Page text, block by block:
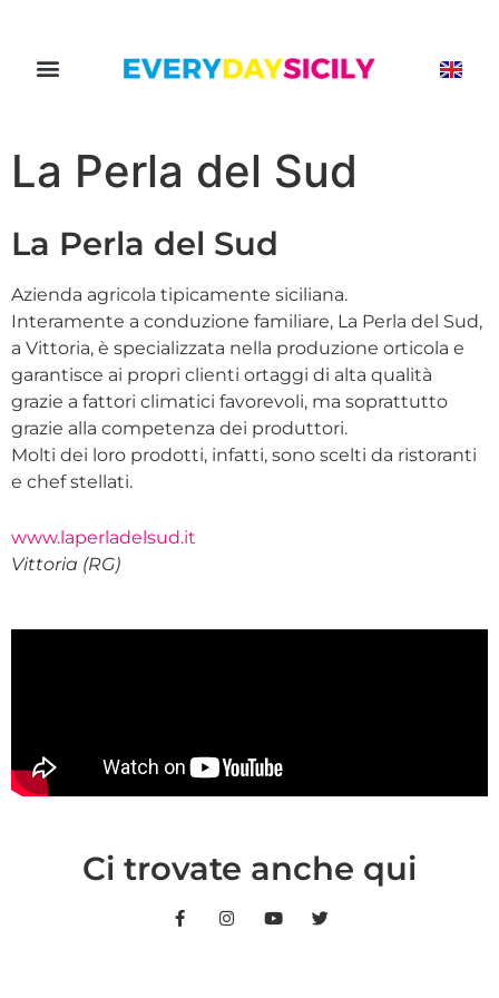
La Perla del Sud
La Perla del Sud
Azienda agricola tipicamente siciliana.
Interamente a conduzione familiare, La Perla del Sud,
a Vittoria, è specializzata nella produzione orticola e
garantisce ai propri clienti ortaggi di alta qualità
grazie a fattori climatici favorevoli, ma soprattutto
grazie alla competenza dei produttori.
Molti dei loro prodotti, infatti, sono scelti da ristoranti
e chef stellati.
www.laperladelsud.it
Vittoria (RG)
Ci trovate anche qui